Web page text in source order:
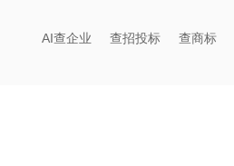
AI查企业 查招投标 查商标